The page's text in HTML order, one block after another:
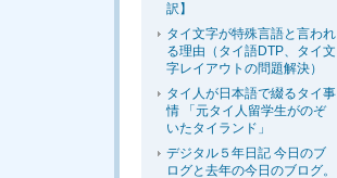
訳】
タイ文字が特殊言語と言われ
る理由（タイ語DTP、タイ文
字レイアウトの問題解決）
タイ人が日本語で綴るタイ事
情 「元タイ人留学生がのぞ
いたタイランド」
デジタル５年日記 今日のブ
ログと去年の今日のブログ。